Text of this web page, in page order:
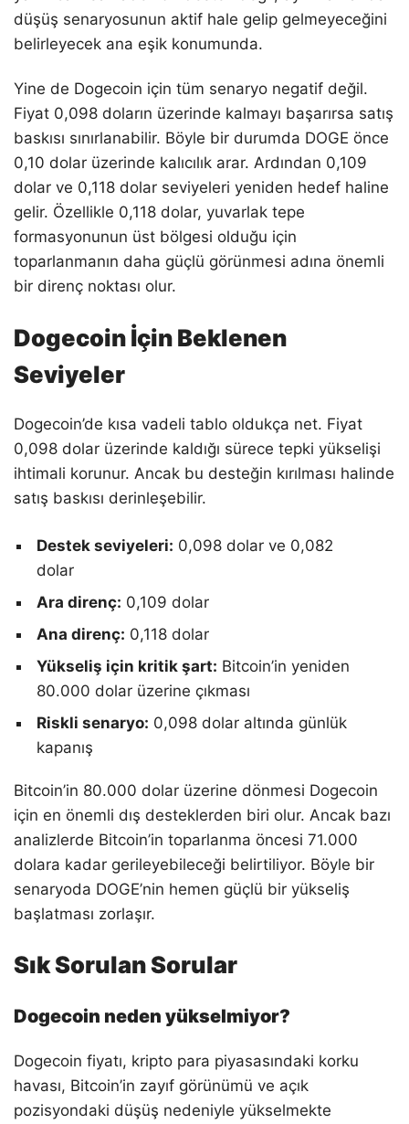
düşüş senaryosunun aktif hale gelip gelmeyeceğini
belirleyecek ana eşik konumunda.
Yine de Dogecoin için tüm senaryo negatif değil.
Fiyat 0,098 doların üzerinde kalmayı başarırsa satış
baskısı sınırlanabilir. Böyle bir durumda DOGE önce
0,10 dolar üzerinde kalıcılık arar. Ardından 0,109
dolar ve 0,118 dolar seviyeleri yeniden hedef haline
gelir. Özellikle 0,118 dolar, yuvarlak tepe
formasyonunun üst bölgesi olduğu için
toparlanmanın daha güçlü görünmesi adına önemli
bir direnç noktası olur.
Dogecoin İçin Beklenen
Seviyeler
Dogecoin’de kısa vadeli tablo oldukça net. Fiyat
0,098 dolar üzerinde kaldığı sürece tepki yükselişi
ihtimali korunur. Ancak bu desteğin kırılması halinde
satış baskısı derinleşebilir.
Destek seviyeleri: 0,098 dolar ve 0,082
dolar
Ara direnç: 0,109 dolar
Ana direnç: 0,118 dolar
Yükseliş için kritik şart: Bitcoin’in yeniden
80.000 dolar üzerine çıkması
Riskli senaryo: 0,098 dolar altında günlük
kapanış
Bitcoin’in 80.000 dolar üzerine dönmesi Dogecoin
için en önemli dış desteklerden biri olur. Ancak bazı
analizlerde Bitcoin’in toparlanma öncesi 71.000
dolara kadar gerileyebileceği belirtiliyor. Böyle bir
senaryoda DOGE’nin hemen güçlü bir yükseliş
başlatması zorlaşır.
Sık Sorulan Sorular
Dogecoin neden yükselmiyor?
Dogecoin fiyatı, kripto para piyasasındaki korku
havası, Bitcoin’in zayıf görünümü ve açık
pozisyondaki düşüş nedeniyle yükselmekte